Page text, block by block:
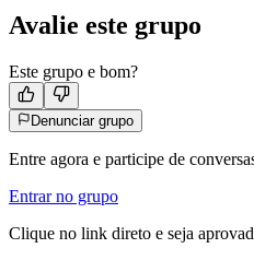
Avalie este grupo
Este grupo e bom?
Denunciar grupo
Entre agora e participe de
Entrar no grupo
Clique no link direto e seja